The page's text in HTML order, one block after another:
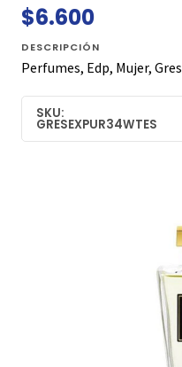
$6.600
DESCRIPCIÓN
Perfumes, Edp, Mujer, Gres
SKU:
GRESEXPUR34WTES